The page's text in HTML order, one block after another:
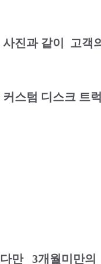
사진과 같이 고객
커스텀 디스크 트
다만 3개월미만의